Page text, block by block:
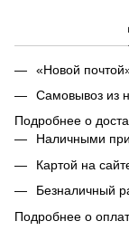
«Новой
Самовывоз из
Подробнее о
Наличными
Картой на
Безналичный
Подробнее о